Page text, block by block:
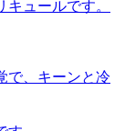
ュールです。
で、キーンと冷